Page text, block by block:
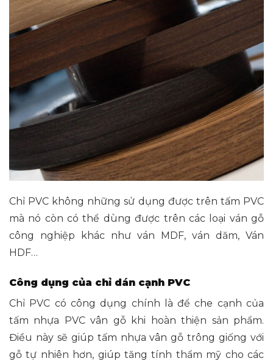
Chỉ PVC không những sử dụng được trên tấm PVC
mà nó còn có thể dùng được trên các loại ván gỗ
công nghiệp khác như ván MDF, ván dăm, Ván
HDF…
Công dụng của chỉ dán cạnh PVC
Chỉ PVC có công dụng chính là để che cạnh của
tấm nhựa PVC vân gỗ khi hoàn thiện sản phẩm.
Điều này sẽ giúp tấm nhựa vân gỗ trông giống với
gỗ tự nhiên hơn, giúp tăng tính thẩm mỹ cho các